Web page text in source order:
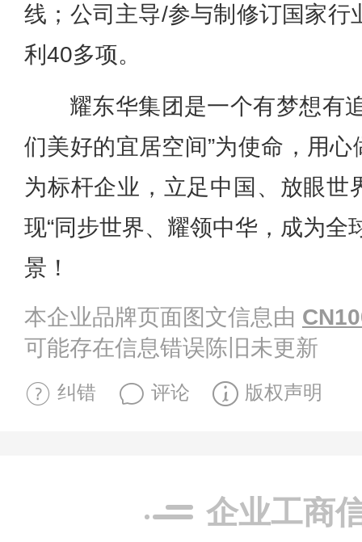
线；公司主导/参与制修订国家行
利40多项。
耀东华集团是一个有梦想有
们美好的宜居空间”为使命，用
为标杆企业，立足中国、放眼世
现“同步世界、耀领中华，成为全
景！
本企业品牌页面图文信息由
可能存在信息错误陈旧未更新
纠错 评论 版权声明
企业工商